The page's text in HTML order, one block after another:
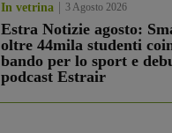
In vetrina 3 Agosto 2026
Estra Notizie agosto:
oltre 44mila studenti
bando per lo sport e
podcast Estrair